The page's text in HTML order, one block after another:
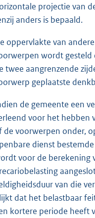
projectie van
anders is bepaald.
oppervlakte van
wordt gesteld
twee aangrenzende
geplaatste
de gemeente een
voor het hebben
de voorwerpen onder,
dienst
voor de berekening
van die
dat het belastbaar
kortere periode heeft